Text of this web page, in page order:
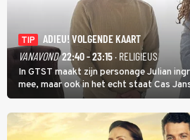
TIP
ADIEU! VOLGENDE KAART
VANAVOND 22:40 - 23:15· RELIGIEUS
In GTST maakt zijn personage Julian
mee, maar ook in het echt staat Cas
vertelt hij in Adieu! Volgende Kaart.